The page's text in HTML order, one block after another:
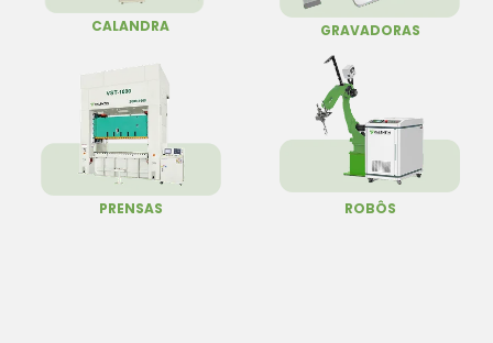
CALANDRA GRAVADORAS
PRENSAS ROBÔS